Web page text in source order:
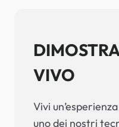
VIVO
Vivi
uno dei nostri